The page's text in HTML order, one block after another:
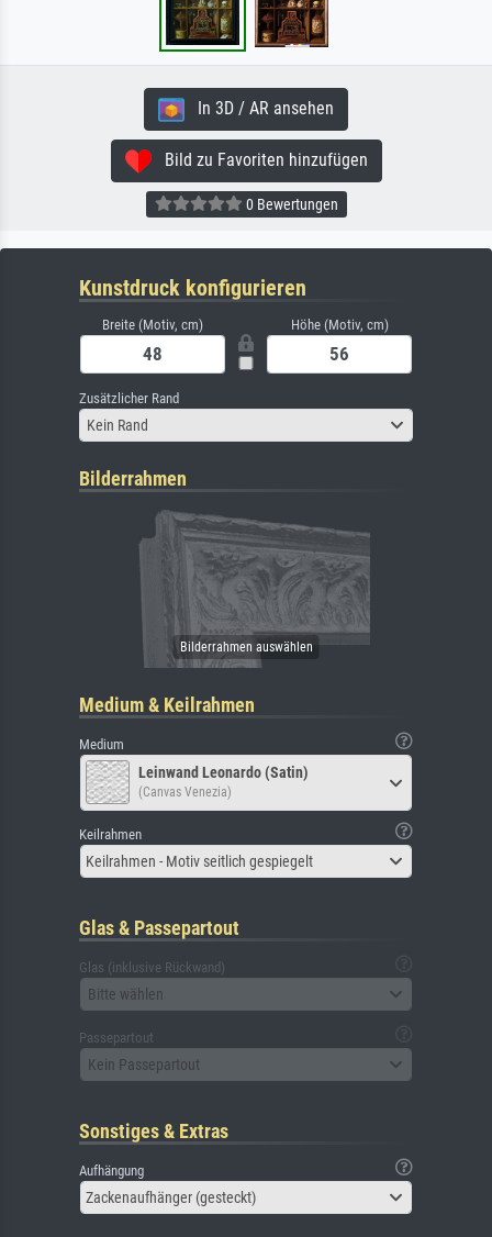
In 3D / AR ansehen
Bild zu Favoriten hinzufügen
0 Bewertungen
Kunstdruck konfigurieren
Breite (Motiv, cm) Höhe (Motiv, cm)
Zusätzlicher Rand
Kein Rand
Bilderrahmen
Medium & Keilrahmen
Medium
Leinwand Leonardo (Satin)
(Canvas Venezia)
Keilrahmen
Keilrahmen - Motiv seitlich gespiegelt
Glas & Passepartout
Glas (inklusive Rückwand)
Bitte wählen
Passepartout
Kein Passepartout
Sonstiges & Extras
Aufhängung
Zackenaufhänger (gesteckt)